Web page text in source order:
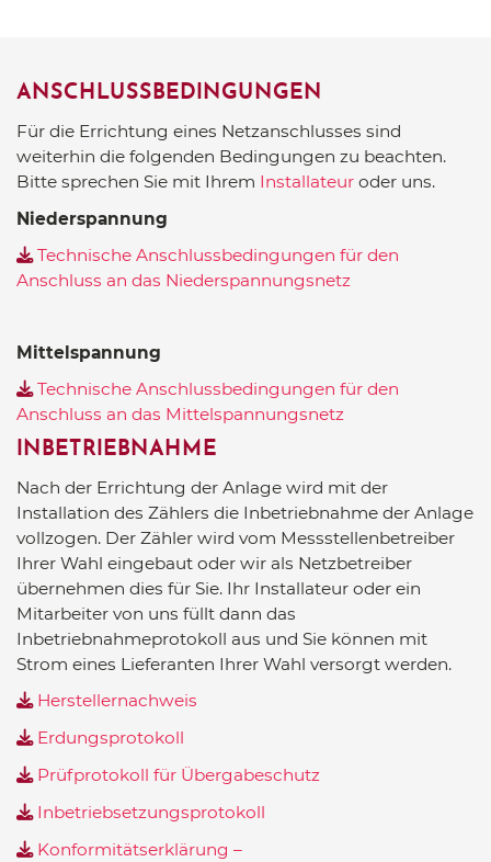
ANSCHLUSSBEDINGUNGEN
Für die Errichtung eines Netzanschlusses sind
weiterhin die folgenden Bedingungen zu beachten.
Bitte sprechen Sie mit Ihrem Installateur oder uns.
Niederspannung
Technische Anschlussbedingungen für den
Anschluss an das Niederspannungsnetz
Mittelspannung
Technische Anschlussbedingungen für den
Anschluss an das Mittelspannungsnetz
INBETRIEBNAHME
Nach der Errichtung der Anlage wird mit der
Installation des Zählers die Inbetriebnahme der Anlage
vollzogen. Der Zähler wird vom Messstellenbetreiber
Ihrer Wahl eingebaut oder wir als Netzbetreiber
übernehmen dies für Sie. Ihr Installateur oder ein
Mitarbeiter von uns füllt dann das
Inbetriebnahmeprotokoll aus und Sie können mit
Strom eines Lieferanten Ihrer Wahl versorgt werden.
Herstellernachweis
Erdungsprotokoll
Prüfprotokoll für Übergabeschutz
Inbetriebsetzungsprotokoll
Konformitätserklärung –